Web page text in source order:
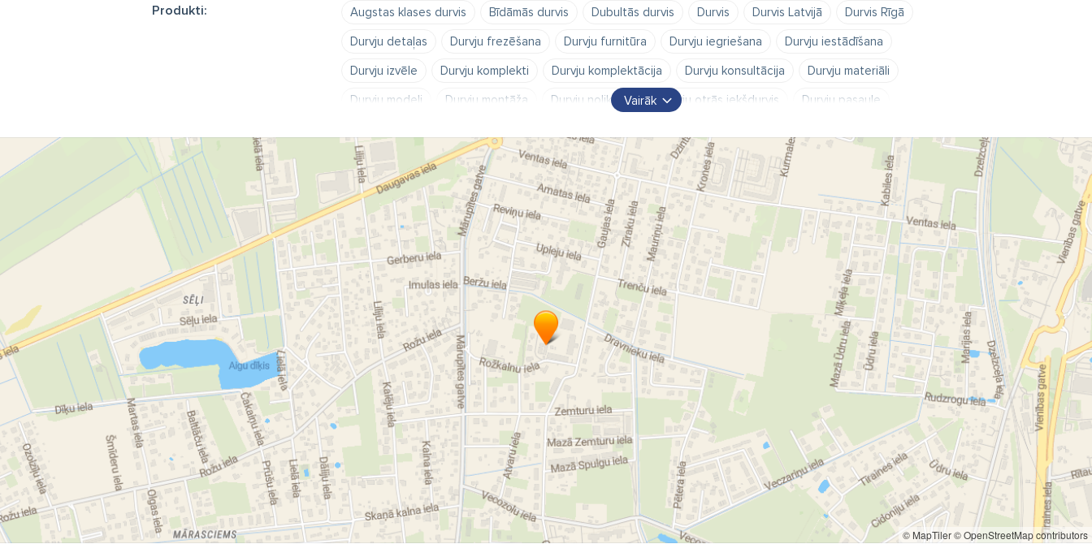
Produkti: Augstas klases durvis Bīdāmās durvis Dubultās durvis Durvis Durvis Latvijā
Durvis Rīgā
Durvju detaļas
Durvju frezēšana Durvju furnitūra Durvju iegriešana
Durvju iestādīšana
Durvju izvēle
Durvju komplekti Durvju komplektācija Durvju konsultācija
Durvju materiāli
Durvju modeļi
Durvju montāža Durvju noliktava Durvju otrās iekšdurvis
Durvju pasaule
Durvju tirdzniecība
Durvju uzstādīšana Durvju veikals Finierētās durvis
Iekšdurvis
Istabas durvis
Kvalitatīva furnitūra Kvalitatīvās durvis Labākās durvis
Logi Rīgā
Logi un durvis PVC logi PVC logu izgatavošana
PVC logu projektēšana
PVC logu ražošana
PVC logu tirdzniecība PVC logu uzstādīšana
Plastikāta logi
Plastikāta logu izgatavošana
Plastikāta logu projektēšana
Plastikāta logu ražošana
Plastikāta logu tirdzniecība
Plastikāta logu uzstādīšana
Plastmasas logi
Plastmasas logu izgatavošana
Plastmasas logu projektēšana
Plastmasas logu ražošana
Plastmasas logu tirdzniecība
Plastmasas logu uzstādīšana Reksons Viss durvīm
durvis
durvju izgatavošana
durvju montāža durvju ražošana durvju serviss iekšdurvis
logi
logu montāža
logu serviss ārdurvis
Vairāk
© MapTiler© OpenStreetMap contributors